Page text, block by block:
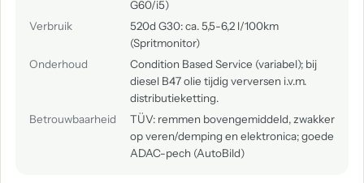
G60/i5)
Verbruik
520d G30: ca. 5,5-6,2 l/100km
(Spritmonitor)
Onderhoud
Condition Based Service (variabel); bij
diesel B47 olie tijdig verversen i.v.m.
distributieketting.
Betrouwbaarheid
TÜV: remmen bovengemiddeld, zwakker
op veren/demping en elektronica; goede
ADAC-pech (AutoBild)